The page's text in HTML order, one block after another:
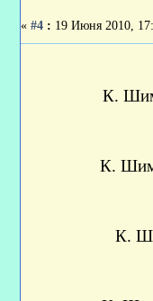
«#4 : 19 Июня 2010,
К.
К.
К.